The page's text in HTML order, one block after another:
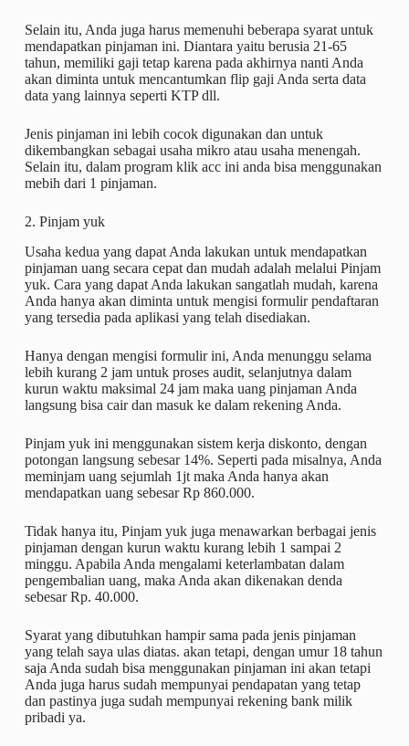
Selain itu, Anda juga harus memenuhi beberapa syarat untuk
mendapatkan pinjaman ini. Diantara yaitu berusia 21-65
tahun, memiliki gaji tetap karena pada akhirnya nanti Anda
akan diminta untuk mencantumkan flip gaji Anda serta data
data yang lainnya seperti KTP dll.
Jenis pinjaman ini lebih cocok digunakan dan untuk
dikembangkan sebagai usaha mikro atau usaha menengah.
Selain itu, dalam program klik acc ini anda bisa menggunakan
mebih dari 1 pinjaman.
2. Pinjam yuk
Usaha kedua yang dapat Anda lakukan untuk mendapatkan
pinjaman uang secara cepat dan mudah adalah melalui Pinjam
yuk. Cara yang dapat Anda lakukan sangatlah mudah, karena
Anda hanya akan diminta untuk mengisi formulir pendaftaran
yang tersedia pada aplikasi yang telah disediakan.
Hanya dengan mengisi formulir ini, Anda menunggu selama
lebih kurang 2 jam untuk proses audit, selanjutnya dalam
kurun waktu maksimal 24 jam maka uang pinjaman Anda
langsung bisa cair dan masuk ke dalam rekening Anda.
Pinjam yuk ini menggunakan sistem kerja diskonto, dengan
potongan langsung sebesar 14%. Seperti pada misalnya, Anda
meminjam uang sejumlah 1jt maka Anda hanya akan
mendapatkan uang sebesar Rp 860.000.
Tidak hanya itu, Pinjam yuk juga menawarkan berbagai jenis
pinjaman dengan kurun waktu kurang lebih 1 sampai 2
minggu. Apabila Anda mengalami keterlambatan dalam
pengembalian uang, maka Anda akan dikenakan denda
sebesar Rp. 40.000.
Syarat yang dibutuhkan hampir sama pada jenis pinjaman
yang telah saya ulas diatas. akan tetapi, dengan umur 18 tahun
saja Anda sudah bisa menggunakan pinjaman ini akan tetapi
Anda juga harus sudah mempunyai pendapatan yang tetap
dan pastinya juga sudah mempunyai rekening bank milik
pribadi ya.